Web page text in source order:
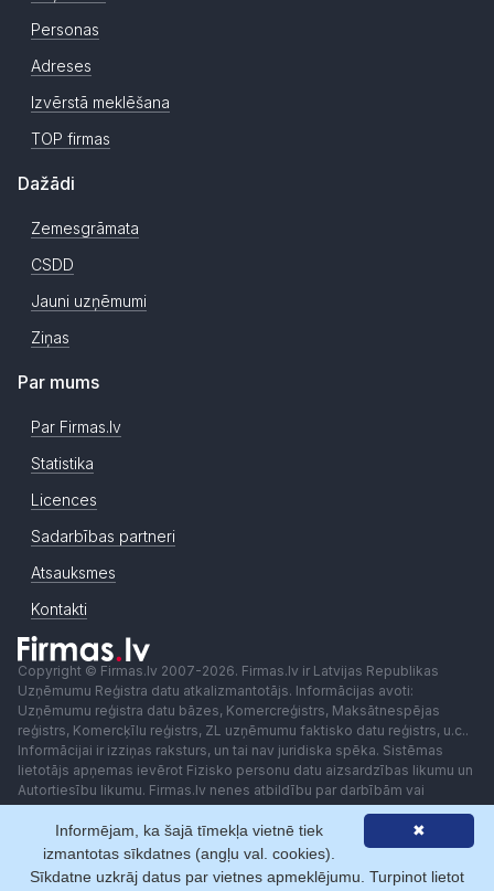
Personas
Adreses
Izvērstā meklēšana
TOP firmas
Dažādi
Zemesgrāmata
CSDD
Jauni uzņēmumi
Ziņas
Par mums
Par Firmas.lv
Statistika
Licences
Sadarbības partneri
Atsauksmes
Kontakti
Copyright © Firmas.lv 2007-2026. Firmas.lv ir Latvijas Republikas
Uzņēmumu Reģistra datu atkalizmantotājs. Informācijas avoti:
Uzņēmumu reģistra datu bāzes, Komercreģistrs, Maksātnespējas
reģistrs, Komercķīlu reģistrs, ZL uzņēmumu faktisko datu reģistrs, u.c..
Informācijai ir izziņas raksturs, un tai nav juridiska spēka. Sistēmas
lietotājs apņemas ievērot Fizisko personu datu aizsardzības likumu un
Autortiesību likumu. Firmas.lv nenes atbildību par darbībām vai
lēmumiem, kas balstīti uz saņemto pakalpojumu. Lietotājam aizliegts
izmantot jebkādas automatizētas sistēmas vai iekārtas (robotus)
piekļuvei sistēmai bez rakstiskas saskaņošanas ar Firmas.lv. Galvenā
redaktore: Ingūna Pempere.
✖
Informējam, ka šajā tīmekļa vietnē tiek
izmantotas sīkdatnes (angļu val. cookies).
Sīkdatne uzkrāj datus par vietnes apmeklējumu. Turpinot lietot